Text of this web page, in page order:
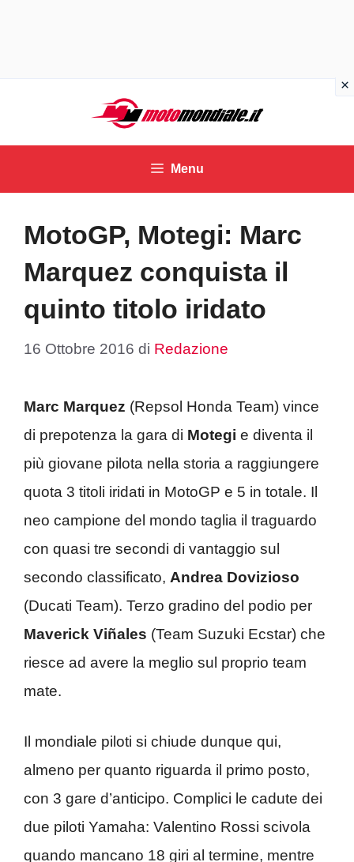
contenuto
Menu
MotoGP, Motegi: Marc
Marquez conquista il
quinto titolo iridato
16 Ottobre 2016 di Redazione
Marc Marquez (Repsol Honda Team) vince
di prepotenza la gara di Motegi e diventa il
più giovane pilota nella storia a raggiungere
quota 3 titoli iridati in MotoGP e 5 in totale. Il
neo campione del mondo taglia il traguardo
con quasi tre secondi di vantaggio sul
secondo classificato, Andrea Dovizioso
(Ducati Team). Terzo gradino del podio per
Maverick Viñales (Team Suzuki Ecstar) che
riesce ad avere la meglio sul proprio team
mate.
Il mondiale piloti si chiude dunque qui,
almeno per quanto riguarda il primo posto,
con 3 gare d’anticipo. Complici le cadute dei
due piloti Yamaha: Valentino Rossi scivola
quando mancano 18 giri al termine, mentre